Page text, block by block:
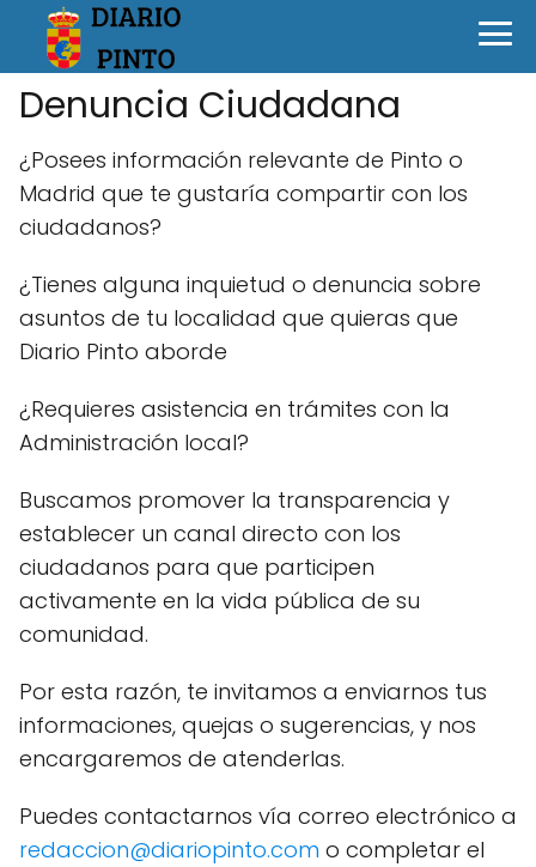
Denuncia Ciudadana
¿Posees información relevante de Pinto o
Madrid que te gustaría compartir con los
ciudadanos?
¿Tienes alguna inquietud o denuncia sobre
asuntos de tu localidad que quieras que
Diario Pinto aborde
¿Requieres asistencia en trámites con la
Administración local?
Buscamos promover la transparencia y
establecer un canal directo con los
ciudadanos para que participen
activamente en la vida pública de su
comunidad.
Por esta razón, te invitamos a enviarnos tus
informaciones, quejas o sugerencias, y nos
encargaremos de atenderlas.
Puedes contactarnos vía correo electrónico a
redaccion@diariopinto.com o completar el